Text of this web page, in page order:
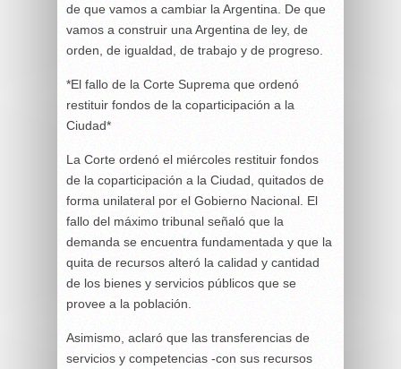
de que vamos a cambiar la Argentina. De que
vamos a construir una Argentina de ley, de
orden, de igualdad, de trabajo y de progreso.
*El fallo de la Corte Suprema que ordenó
restituir fondos de la coparticipación a la
Ciudad*
La Corte ordenó el miércoles restituir fondos
de la coparticipación a la Ciudad, quitados de
forma unilateral por el Gobierno Nacional. El
fallo del máximo tribunal señaló que la
demanda se encuentra fundamentada y que la
quita de recursos alteró la calidad y cantidad
de los bienes y servicios públicos que se
provee a la población.
Asimismo, aclaró que las transferencias de
servicios y competencias -con sus recursos